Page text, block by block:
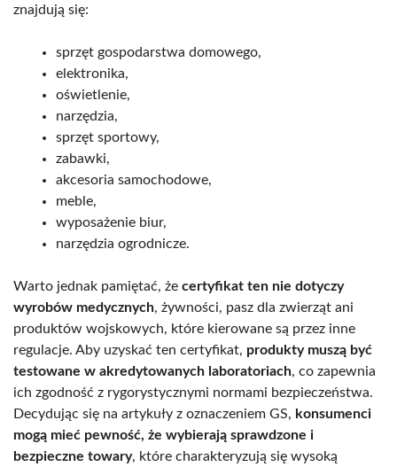
znajdują się:
sprzęt gospodarstwa domowego,
elektronika,
oświetlenie,
narzędzia,
sprzęt sportowy,
zabawki,
akcesoria samochodowe,
meble,
wyposażenie biur,
narzędzia ogrodnicze.
Warto jednak pamiętać, że certyfikat ten nie dotyczy
wyrobów medycznych, żywności, pasz dla zwierząt ani
produktów wojskowych, które kierowane są przez inne
regulacje. Aby uzyskać ten certyfikat, produkty muszą być
testowane w akredytowanych laboratoriach, co zapewnia
ich zgodność z rygorystycznymi normami bezpieczeństwa.
Decydując się na artykuły z oznaczeniem GS, konsumenci
mogą mieć pewność, że wybierają sprawdzone i
bezpieczne towary, które charakteryzują się wysoką